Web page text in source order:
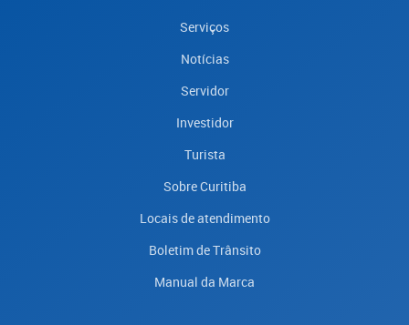
Serviços
Notícias
Servidor
Investidor
Turista
Sobre Curitiba
Locais de atendimento
Boletim de Trânsito
Manual da Marca